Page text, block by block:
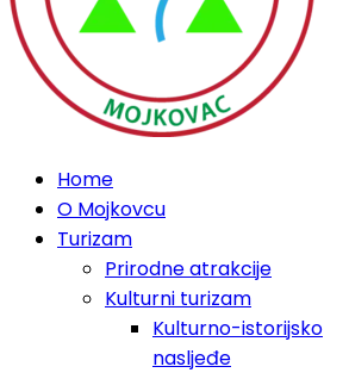
Home
O Mojkovcu
Turizam
Prirodne atrakcije
Kulturni turizam
Kulturno-istorijsko
nasljeđe